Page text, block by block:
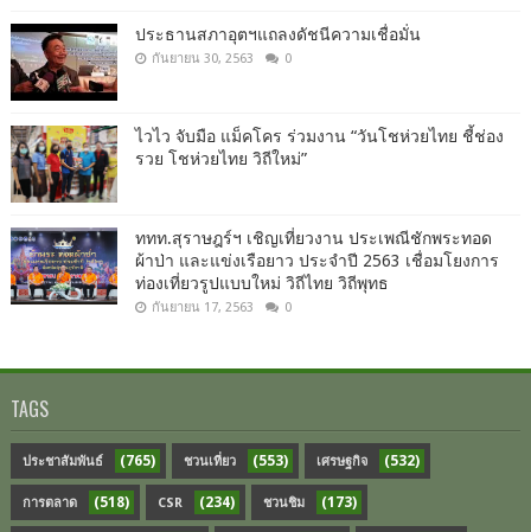
ประธานสภาอุตฯแถลงดัชนีความเชื่อมั่น​
กันยายน 30, 2563 0
ไวไว จับมือ แม็คโคร ร่วมงาน “วันโชห่วยไทย ชี้ช่อง
รวย โชห่วยไทย วิถีใหม่”
ททท.สุราษฎร์ฯ เชิญเที่ยวงาน ประเพณีชักพระทอด
ผ้าป่า และแข่งเรือยาว ประจำปี 2563 เชื่อมโยงการ
ท่องเที่ยวรูปแบบใหม่ วิถีไทย วิถีพุทธ
กันยายน 17, 2563 0
TAGS
ประชาสัมพันธ์ (765) ชวนเที่ยว (553) เศรษฐกิจ (532)
การตลาด (518) CSR (234) ชวนชิม (173)